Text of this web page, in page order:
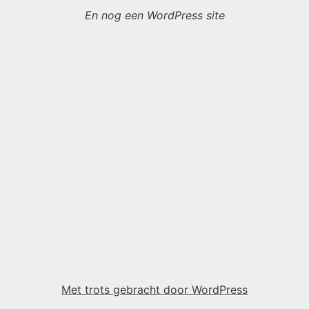
En nog een WordPress site
Met trots gebracht door WordPress